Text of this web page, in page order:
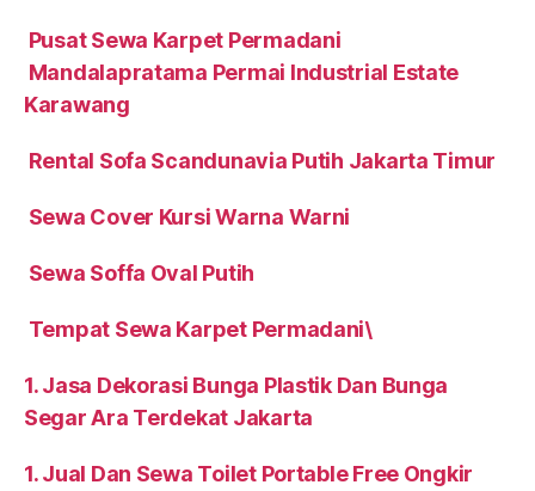
Pusat Sewa Karpet Permadani
Mandalapratama Permai Industrial Estate
Karawang
Rental Sofa Scandunavia Putih Jakarta Timur
Sewa Cover Kursi Warna Warni
Sewa Soffa Oval Putih
Tempat Sewa Karpet Permadani\
1. Jasa Dekorasi Bunga Plastik Dan Bunga
Segar Ara Terdekat Jakarta
1. Jual Dan Sewa Toilet Portable Free Ongkir